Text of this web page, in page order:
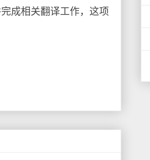
成相关翻译工作，这项